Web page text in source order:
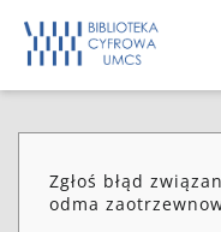
Zgłoś błąd
odma